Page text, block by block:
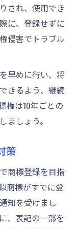
され、使用でき
に、登録せずに
侵害でトラブル
早めに行い、将
きるよう、継続
権は10年ごとの
ましょう。
策
商標登録を目指
商標がすでに登
知を受けまし
、表記の一部を